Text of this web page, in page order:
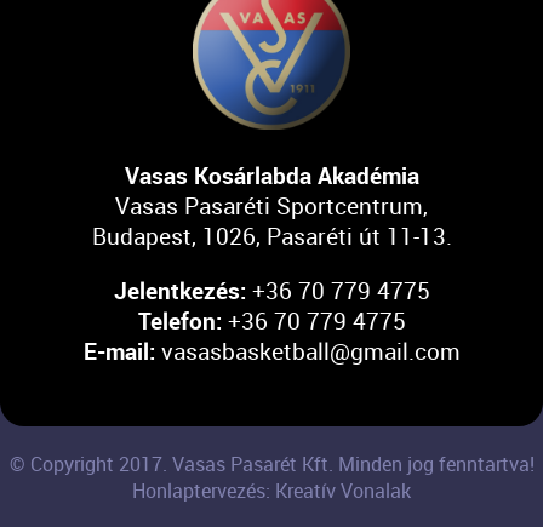
Vasas Kosárlabda Akadémia
Vasas Pasaréti Sportcentrum,
Budapest, 1026, Pasaréti út 11-13.
Jelentkezés: +36 70 779 4775
Telefon: +36 70 779 4775
E-mail: vasasbasketball@gmail.com
© Copyright 2017. Vasas Pasarét Kft. Minden jog fenntartva!
Honlaptervezés: Kreatív Vonalak